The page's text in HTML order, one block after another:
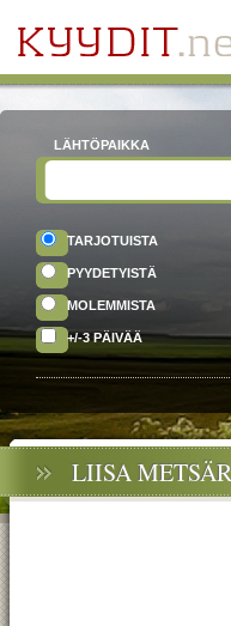
LÄHTÖPAIKKA
TARJOTUISTA
PYYDETYISTÄ
MOLEMMISTA
+/-3 PÄIVÄÄ
LIISA